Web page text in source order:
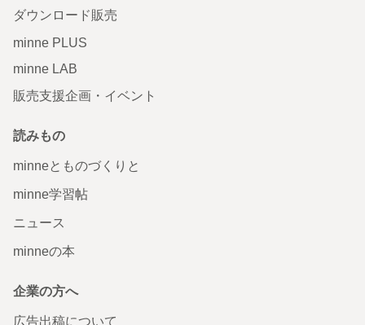
ダウンロード販売
minne PLUS
minne LAB
販売支援企画・イベント
読みもの
minneとものづくりと
minne学習帖
ニュース
minneの本
企業の方へ
広告出稿について